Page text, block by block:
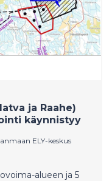
ja Raahe)
käynnistyy
ELY-keskus
alueen ja 5